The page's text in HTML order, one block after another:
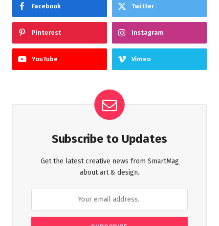
Facebook Twitter
Pinterest Instagram
YouTube Vimeo
Subscribe to Updates
Get the latest creative news from SmartMag
about art & design.